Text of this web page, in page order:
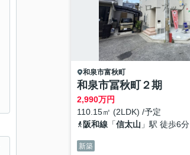
和泉市富秋町
和泉市冨秋町２期
2,990万円
110.15㎡ (2LDK) /予定
阪和線「信太山 」駅 徒歩6分
新築